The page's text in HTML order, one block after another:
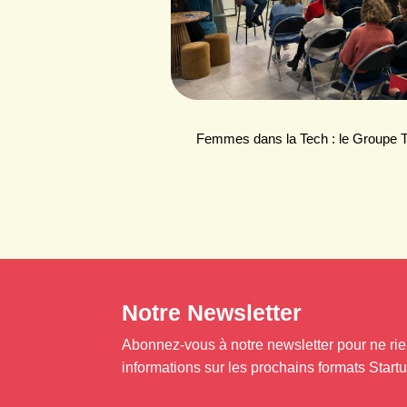
Femmes dans la Tech : le Groupe
Notre Newsletter
Abonnez-vous à notre newsletter pour ne
informations sur les prochains formats